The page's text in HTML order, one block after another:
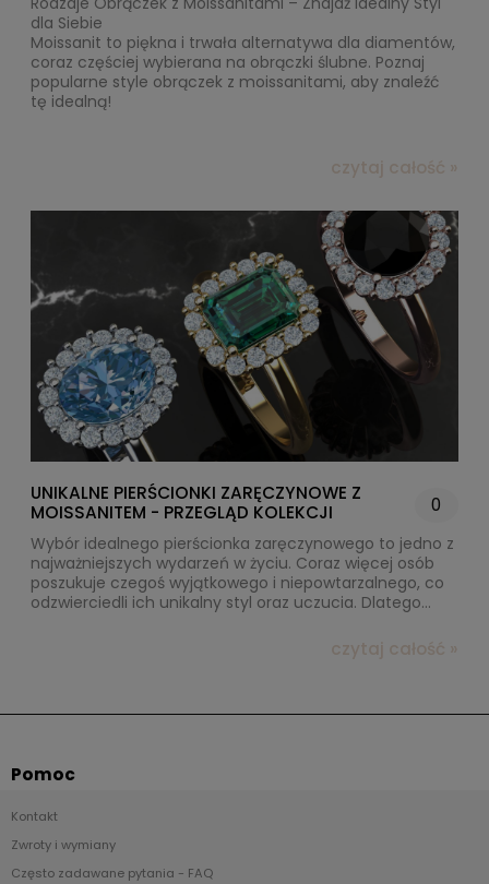
dla Siebie
Moissanit to piękna i trwała alternatywa dla diamentów,
coraz częściej wybierana na obrączki ślubne. Poznaj
popularne style obrączek z moissanitami, aby znaleźć
tę idealną!
czytaj całość »
UNIKALNE PIERŚCIONKI ZARĘCZYNOWE Z
MOISSANITEM - PRZEGLĄD KOLEKCJI
0
Wybór idealnego pierścionka zaręczynowego to jedno z
najważniejszych wydarzeń w życiu. Coraz więcej osób
poszukuje czegoś wyjątkowego i niepowtarzalnego, co
odzwierciedli ich unikalny styl oraz uczucia. Dlatego
zyskują na popularności. W tym wpisie przedstawimy
przegląd kolekcji, które z pewnością zainspirują każdego,
czytaj całość »
Pomoc
Kontakt
Zwroty i wymiany
Często zadawane pytania - FAQ